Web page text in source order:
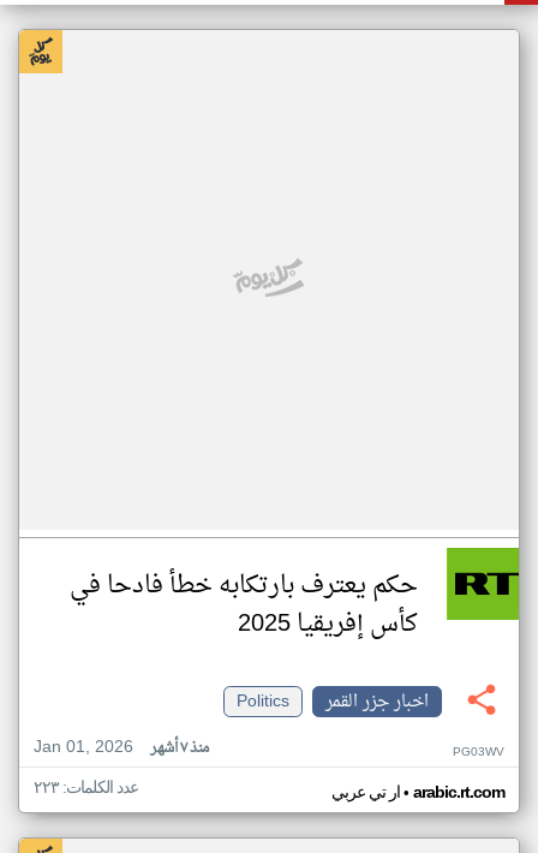
حكم يعترف بارتكابه خطأ فادحا في
كأس إفريقيا 2025
اخبار جزر القمر
Politics
Jan 01, 2026
منذ ٧ أشهر PG03WV
ار تي عربي• arabic.rt.com عدد الكلمات: ٢٢٣